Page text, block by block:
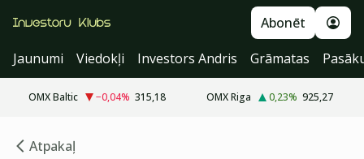
Abonēt
Jaunumi
Viedokļi Investors Andris Grāmatas
OMX Baltic −0,04% 315,18 OMX Riga 0,23% 925,27
Atpakaļ